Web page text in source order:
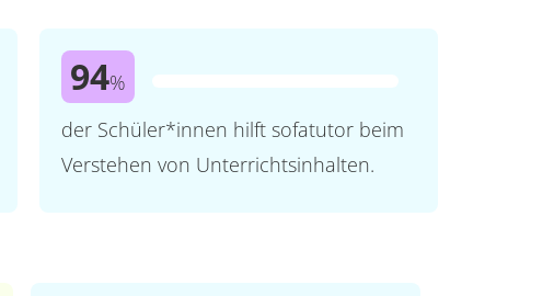
94%
der Schüler*innen hilft sofatutor beim
Verstehen von Unterrichtsinhalten.